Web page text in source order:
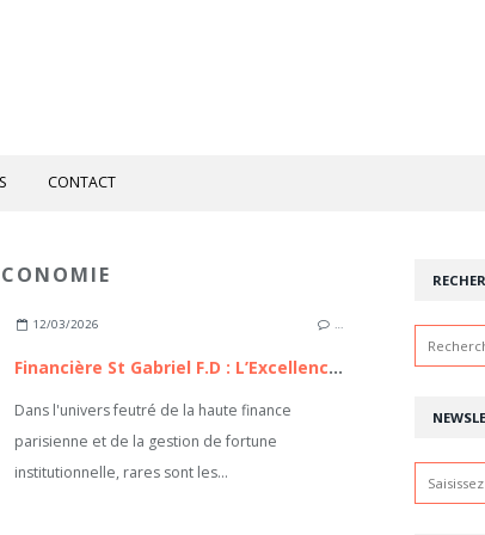
CONTACT
12/03/2026 …
Financière St Gabriel F.D : L’Excellence du capitalisme familial à la française, entre héritage séculaire et ingénierie patrimoniale de pointe
Dans l'univers feutré de la haute finance
parisienne et de la gestion de fortune
institutionnelle, rares sont les...